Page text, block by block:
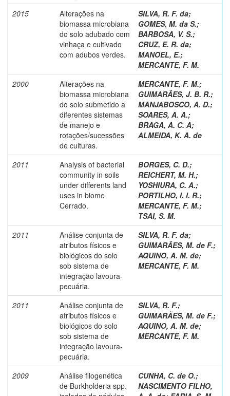
2015
Alterações na
biomassa microbiana
do solo adubado com
vinhaça e cultivado
com adubos verdes.
SILVA, R. F. da;
GOMES, M. da S.;
BARBOSA, V. S.;
CRUZ, E. R. da;
MANOEL, E.;
MERCANTE, F. M.
2000
Alterações na
biomassa microbiana
do solo submetido a
diferentes sistemas
de manejo e
rotações/sucessões
de culturas.
MERCANTE, F. M.;
GUIMARÃES, J. B. R.;
MANJABOSCO, A. D.;
SOARES, A. A.;
BRAGA, A. C. A;
ALMEIDA, K. A. de
2011
Analysis of bacterial
community in soils
under differents land
uses in biome
Cerrado.
BORGES, C. D.;
REICHERT, M. H.;
YOSHIURA, C. A.;
PORTILHO, I. I. R.;
MERCANTE, F. M.;
TSAI, S. M.
2011
Análise conjunta de
atributos físicos e
biológicos do solo
sob sistema de
integração lavoura-
pecuária.
SILVA, R. F. da;
GUIMARÃES, M. de F.;
AQUINO, A. M. de;
MERCANTE, F. M.
2011
Análise conjunta de
atributos físicos e
biológicos do solo
sob sistema de
integração lavoura-
pecuária.
SILVA, R. F.;
GUIMARÃES, M. de F.;
AQUINO, A. M. de;
MERCANTE, F. M.
2009
Análise filogenética
de Burkholderia spp.
CUNHA, C. de O.;
NASCIMENTO FILHO,